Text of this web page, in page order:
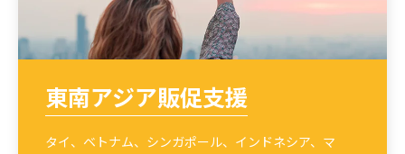
東南アジア販促支援
タイ、ベトナム、シンガポール、インドネシア、マ